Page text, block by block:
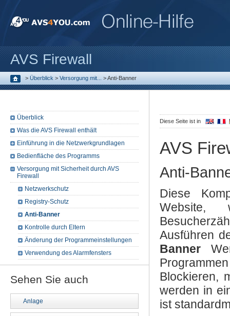
AVS Firewall
> Überblick > Versorgung mit... >Anti-Banner
Diese Seite ist in
AVS
Anti-
Diese
Website,
Ausführen
Banner
Blockieren,
werden in
ist
Überblick
Was die AVS Firewall enthält
Einführung in die Netzwerkgrundlagen
Bedienfläche des Programms
Versorgung mit Sicherheit durch AVS
Firewall
Netzwerkschutz
Registry-Schutz
Anti-Banner
Kontrolle durch Eltern
Änderung der Programmeinstellungen
Verwendung des Alarmfensters
Sehen Sie auch
Anlage